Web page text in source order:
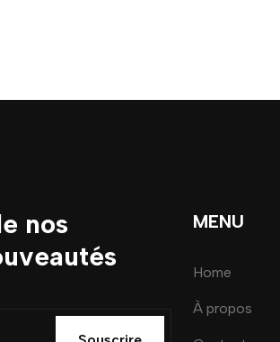
nos
MENU
Home
À propos